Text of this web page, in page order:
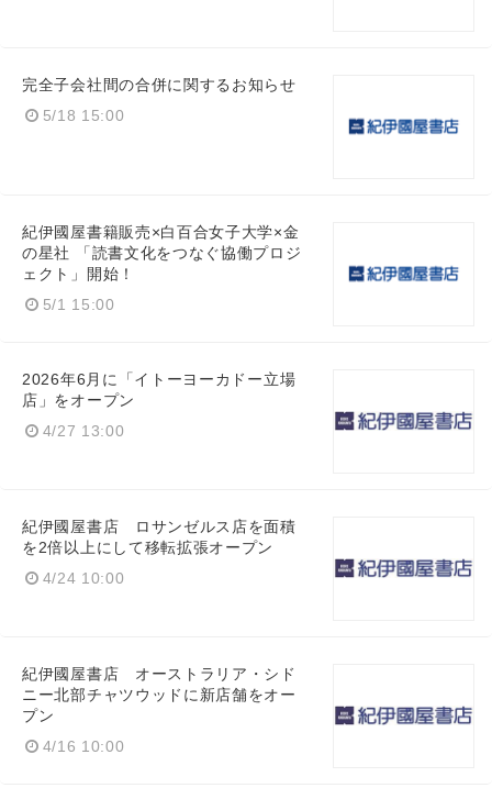
完全子会社間の合併に関するお知らせ
5/18 15:00
紀伊國屋書籍販売×白百合女子大学×金
の星社 「読書文化をつなぐ協働プロジ
ェクト」開始！
5/1 15:00
2026年6月に「イトーヨーカドー立場
店」をオープン
4/27 13:00
紀伊國屋書店 ロサンゼルス店を面積
を2倍以上にして移転拡張オープン
4/24 10:00
紀伊國屋書店 オーストラリア・シド
ニー北部チャツウッドに新店舗をオー
プン
4/16 10:00